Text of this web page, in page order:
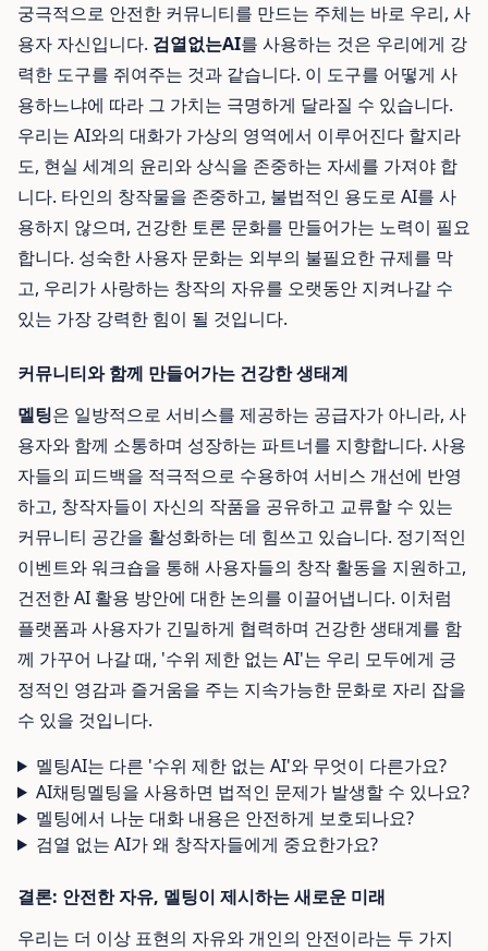
궁극적으로 안전한 커뮤니티를 만드는 주체는 바로 우리, 사
용자 자신입니다. 검열없는AI를 사용하는 것은 우리에게 강
력한 도구를 쥐여주는 것과 같습니다. 이 도구를 어떻게 사
용하느냐에 따라 그 가치는 극명하게 달라질 수 있습니다.
우리는 AI와의 대화가 가상의 영역에서 이루어진다 할지라
도, 현실 세계의 윤리와 상식을 존중하는 자세를 가져야 합
니다. 타인의 창작물을 존중하고, 불법적인 용도로 AI를 사
용하지 않으며, 건강한 토론 문화를 만들어가는 노력이 필요
합니다. 성숙한 사용자 문화는 외부의 불필요한 규제를 막
고, 우리가 사랑하는 창작의 자유를 오랫동안 지켜나갈 수
있는 가장 강력한 힘이 될 것입니다.
커뮤니티와 함께 만들어가는 건강한 생태계
멜팅은 일방적으로 서비스를 제공하는 공급자가 아니라, 사
용자와 함께 소통하며 성장하는 파트너를 지향합니다. 사용
자들의 피드백을 적극적으로 수용하여 서비스 개선에 반영
하고, 창작자들이 자신의 작품을 공유하고 교류할 수 있는
커뮤니티 공간을 활성화하는 데 힘쓰고 있습니다. 정기적인
이벤트와 워크숍을 통해 사용자들의 창작 활동을 지원하고,
건전한 AI 활용 방안에 대한 논의를 이끌어냅니다. 이처럼
플랫폼과 사용자가 긴밀하게 협력하며 건강한 생태계를 함
께 가꾸어 나갈 때, '수위 제한 없는 AI'는 우리 모두에게 긍
정적인 영감과 즐거움을 주는 지속가능한 문화로 자리 잡을
수 있을 것입니다.
멜팅AI는 다른 '수위 제한 없는 AI'와 무엇이 다른가요?
AI채팅멜팅을 사용하면 법적인 문제가 발생할 수 있나요?
멜팅에서 나눈 대화 내용은 안전하게 보호되나요?
검열 없는 AI가 왜 창작자들에게 중요한가요?
결론: 안전한 자유, 멜팅이 제시하는 새로운 미래
우리는 더 이상 표현의 자유와 개인의 안전이라는 두 가지